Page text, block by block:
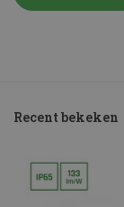
Recent bekeken